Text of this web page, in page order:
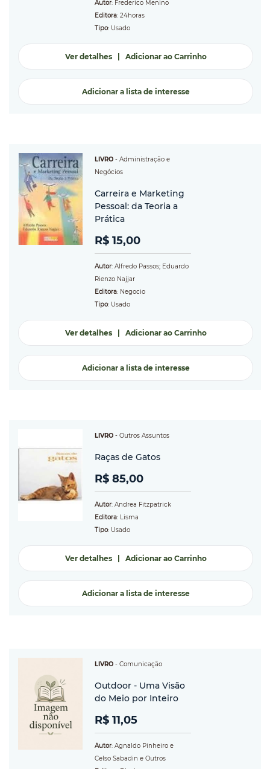
Autor: Frederico Menino
Editora: 24horas
Tipo: Usado
Ver detalhes| Adicionar ao Carrinho
Adicionar a lista de interesse
LIVRO - Administração e
Negócios
Carreira e Marketing
Pessoal: da Teoria a
Prática
R$ 15,00
Autor: Alfredo Passos; Eduardo
Rienzo Najjar
Editora: Negocio
Tipo: Usado
Ver detalhes| Adicionar ao Carrinho
Adicionar a lista de interesse
LIVRO - Outros Assuntos
Raças de Gatos
R$ 85,00
Autor: Andrea Fitzpatrick
Editora: Lisma
Tipo: Usado
Ver detalhes| Adicionar ao Carrinho
Adicionar a lista de interesse
LIVRO - Comunicação
Outdoor - Uma Visão
do Meio por Inteiro
R$ 11,05
Autor: Agnaldo Pinheiro e
Celso Sabadin e Outros